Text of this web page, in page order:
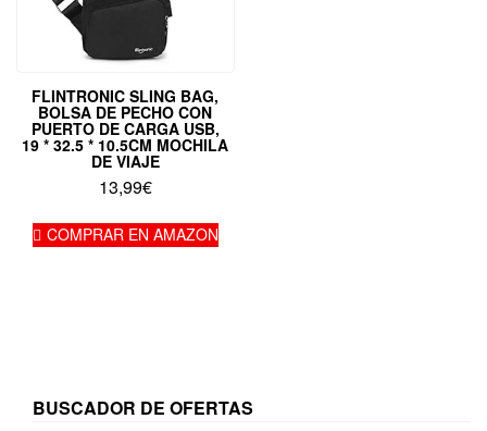
FLINTRONIC SLING BAG,
BOLSA DE PECHO CON
PUERTO DE CARGA USB,
19 * 32.5 * 10.5CM MOCHILA
DE VIAJE
13,99€
COMPRAR EN AMAZON
BUSCADOR DE OFERTAS